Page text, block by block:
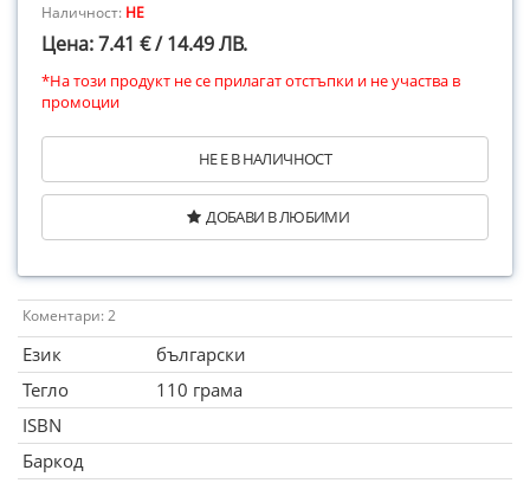
Наличност: НЕ
Цена: 7.41 € / 14.49 ЛВ.
*На този продукт не се прилагат отстъпки и не участва в
промоции
НЕ Е В НАЛИЧНОСТ
ДОБАВИ В ЛЮБИМИ
Коментари: 2
Език
български
Тегло
110 грама
ISBN
Баркод